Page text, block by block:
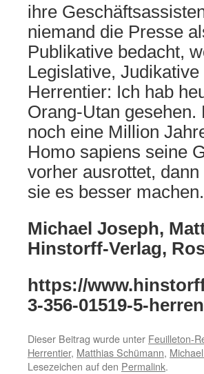
ihre
niemand die Presse
Publikative bedacht,
Legislative,
Herrentier: Ich hab
Orang-Utan gesehen.
noch eine Million
Homo sapiens seine
vorher ausrottet,
sie es besser machen.
Michael Joseph,
Hinstorff-Verlag,
https://
3-356-01519-5-
Dieser Beitrag wurde unter Feuilleton-
Herrentier, Matthias Schümann,
Lesezeichen auf den Permalink.